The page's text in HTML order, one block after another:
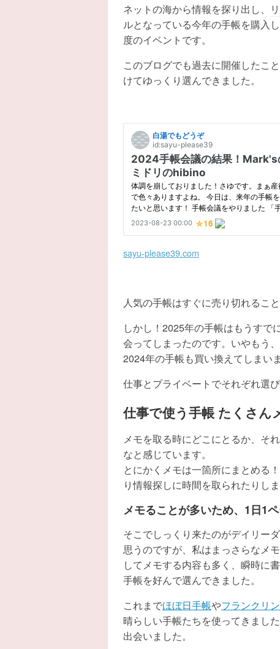
ネットの海から情報を探り出し、
ルとなっている今年の手帳を購入
度のイベントです。
このブログでも過去に開催したこ
けてゆっくり選んできました。
sayu-please39.com
人気の手帳はすぐに売り切れるこ
しかし！2025年の手帳はもうすで
会ってしまったのです。いやもう
2024年の手帳も買い換えてしまいま
仕事とプライベートでそれぞれ選
仕事で使う手帳 たくさん
メモを取る時にどこにとるか、そ
なと感じています。
とにかくメモは一箇所にまとめる
り情報探しに時間を取られたりしま
メモることが多いため、1日1
そこでしっくり来たのがデイリー
思うのですが、私はまっさらなメ
してメモする内容も多く、瞬時に
手帳を好んで選んできました。
これまでほぼ日手帳やフランクリ
晴らしい手帳たちを使ってきまし
出会いました。